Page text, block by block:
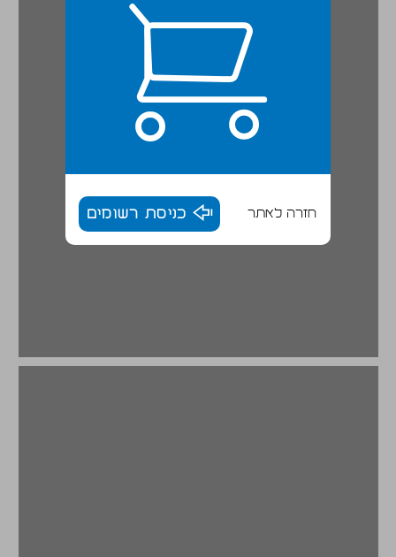
חזרה לאתר כניסת רשומים
טקסט ומשמעות ... 19